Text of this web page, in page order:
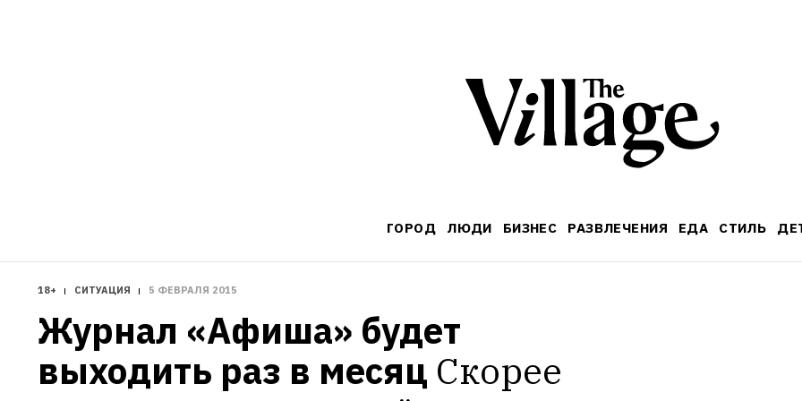
ГОРОД ЛЮДИ БИЗНЕС РАЗВЛЕЧЕНИЯ ЕДА СТИЛЬ
18+ СИТУАЦИЯ 5 ФЕВРАЛЯ 2015
Журнал «Афиша» будет
выходить раз в месяц Скорее